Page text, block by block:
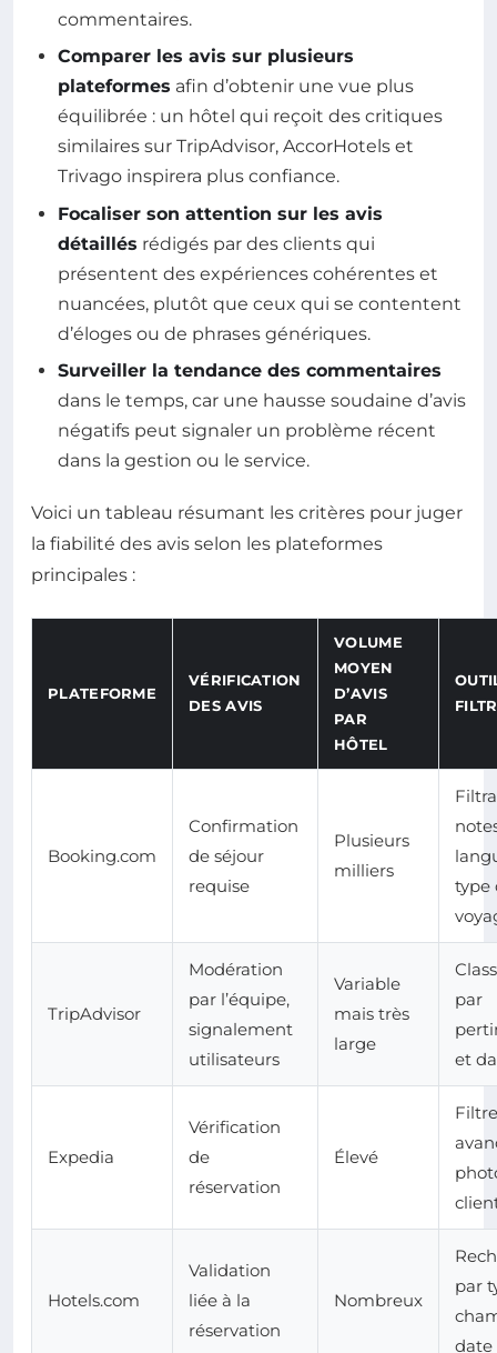
commentaires.
Comparer les avis sur plusieurs
plateformes afin d’obtenir une vue plus
équilibrée : un hôtel qui reçoit des critiques
similaires sur TripAdvisor, AccorHotels et
Trivago inspirera plus confiance.
Focaliser son attention sur les avis
détaillés rédigés par des clients qui
présentent des expériences cohérentes et
nuancées, plutôt que ceux qui se contentent
d’éloges ou de phrases génériques.
Surveiller la tendance des commentaires
dans le temps, car une hausse soudaine d’avis
négatifs peut signaler un problème récent
dans la gestion ou le service.
Voici un tableau résumant les critères pour juger
la fiabilité des avis selon les plateformes
principales :
PLATEFORME
VÉRIFICATION
DES AVIS
VOLUME
MOYEN
D’AVIS
PAR
HÔTEL
Booking.com
Confirmation
de séjour
requise
Plusieurs
milliers
type
TripAdvisor
Modération
par l’équipe,
signalement
utilisateurs
Variable
mais très
large
par
et
Expedia
Vérification
de
réservation
Élevé
Hotels.com
Validation
liée à la
réservation
Nombreux
par
date